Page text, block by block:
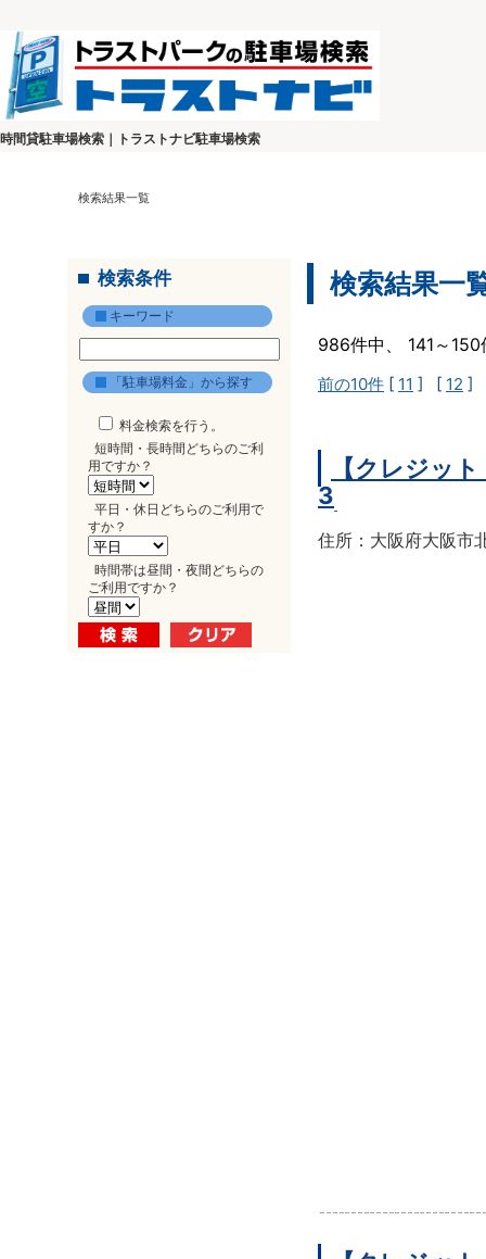
時間貸駐車場検索｜トラストナビ駐車場検索
検索結果一覧
検索条件
キーワード
「駐車場料金」から探す
料金検索を行う。
短時間・長時間どちらのご利
用ですか？
平日・休日どちらのご利用で
すか？
時間帯は昼間・夜間どちらの
ご利用ですか？
検索結果一
986件中、 141～
前の10件 [ 11 ] [ 12 ]
【クレジッ
3
住所：大阪府大阪市